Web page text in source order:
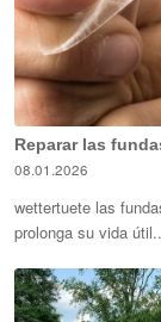
Reparar las
08.01.2026
wettertuete las
prolonga su vida